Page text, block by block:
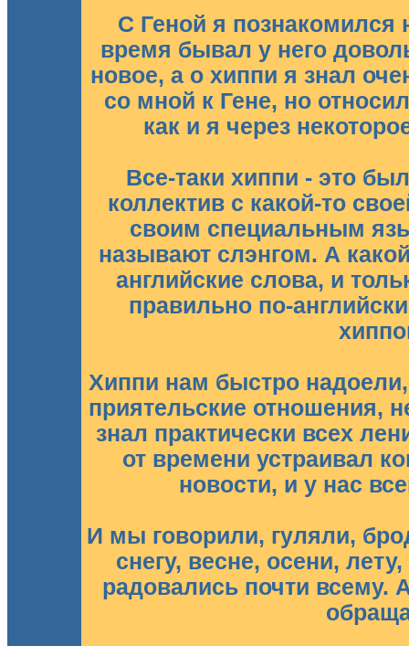
С Геной я познакомился
время бывал у него
новое, а о хиппи я знал
со мной к Гене, но
как и я через
Все-таки хиппи - это
коллектив с какой-то
своим специальным
называют слэнгом. А
английские слова, и
правильно по-
Хиппи нам быстро
приятельские отношения,
знал практически всех
от времени устраивал
новости, и у нас
И мы говорили, гуляли,
снегу, весне, осени,
радовались почти всему.